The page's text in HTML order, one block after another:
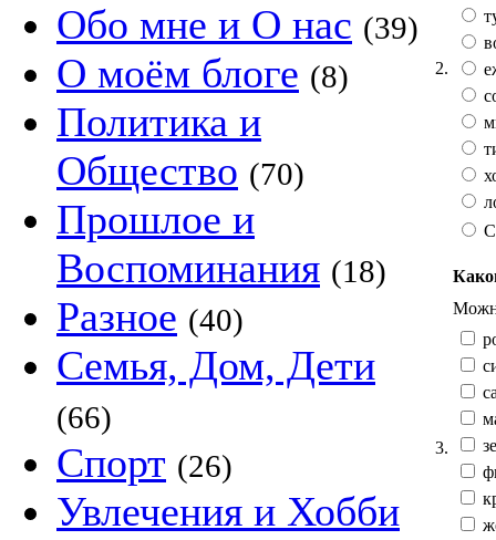
Обо мне и О нас (39)
О моём блоге (8)
Политика и
Общество (70)
Прошлое и
Воспоминания (18)
Разное (40)
Семья, Дом, Дети
(66)
Спорт (26)
Увлечения и Хобби
2.
3.